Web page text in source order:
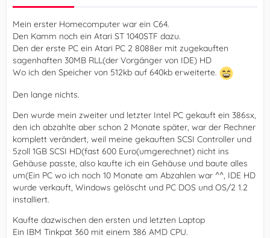
Mein erster Homecomputer war ein C64.
Den Kamm noch ein Atari ST 1040STF dazu.
Den der erste PC ein Atari PC 2 8088er mit zugekauften
sagenhaften 30MB RLL(der Vorgänger von IDE) HD
Wo ich den Speicher von 512kb auf 640kb erweiterte.
Den lange nichts.
Den wurde mein zweiter und letzter Intel PC gekauft ein 386sx,
den ich abzahlte aber schon 2 Monate später, war der Rechner
komplett verändert, weil meine gekauften SCSI Controller und
5zoll 1GB SCSI HD(fast 600 Euro(umgerechnet) nicht ins
Gehäuse passte, also kaufte ich ein Gehäuse und baute alles
um(Ein PC wo ich noch 10 Monate am Abzahlen war ^^, IDE HD
wurde verkauft, Windows gelöscht und PC DOS und OS/2 1.2
installiert.
Kaufte dazwischen den ersten und letzten Laptop
Ein IBM Tinkpat 360 mit einem 386 AMD CPU.